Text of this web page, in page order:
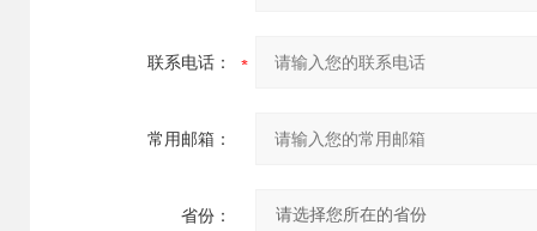
联系电话：
常用邮箱：
省份：